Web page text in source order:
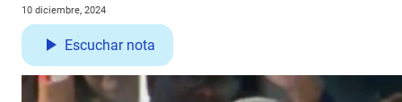
10 diciembre, 2024
Escuchar nota